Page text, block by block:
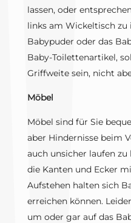
lassen, oder
links am Wickeltisch zu
Babypuder oder das
Baby-Toilettenartikel,
Griffweite sein, nicht
Möbel
Möbel sind für Sie
aber Hindernisse beim
auch unsicher laufen zu
die Kanten und Ecker
Aufstehen halten sich
erreichen können.
um oder gar auf das